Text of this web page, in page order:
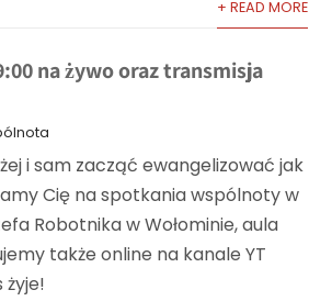
+ READ MORE
na żywo oraz transmisja
i sam zacząć ewangelizować jak
Cię na spotkania wspólnoty w
Robotnika w Wołominie, aula
także online na kanale YT
żyje!